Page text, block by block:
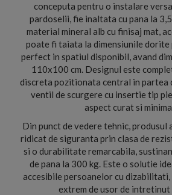
conceputa pentru o instalare
pardoselii, fie inaltata cu pana la
material mineral alb cu finisaj mat,
poate fi taiata la dimensiunile
perfect in spatiul disponibil, avand
110x100 cm. Designul este
discreta pozitionata central in partea
ventil de scurgere cu insertie tip
aspect curat si
Din punct de vedere tehnic, produsul
ridicat de siguranta prin clasa de
si o durabilitate remarcabila,
de pana la 300 kg. Este o solutie
accesibile persoanelor cu
extrem de usor de